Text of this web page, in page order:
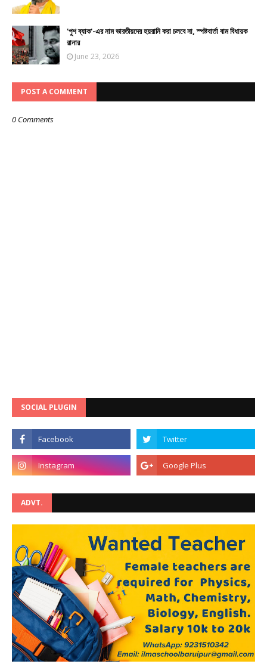
'পুশ ব্যাক'-এর নাম ভারতীয়দের হয়রানি করা চলবে না, স্পষ্টবার্তা বাম বিধায়ক
রানার
June 23, 2026
POST A COMMENT
0 Comments
SOCIAL PLUGIN
ADVT.